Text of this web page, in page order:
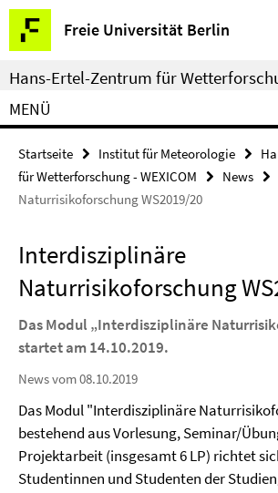
Springe
direkt
zu
Inhalt
Freie Universität Berlin
Service-
Navigation
Hans-Ertel-Zentrum für
MENÜ
Startseite Institut für Meteorologie
für Wetterforschung - WEXICOM
News
Naturrisikoforschung WS2019/20
Interdisziplinäre
Naturrisikoforschung
Das Modul „Interdisziplinäre
startet am 14.10.2019.
News vom 08.10.2019
Das Modul "Interdisziplinäre
bestehend aus Vorlesung, Seminar/
Projektarbeit (insgesamt 6 LP) richtet
Studentinnen und Studenten der